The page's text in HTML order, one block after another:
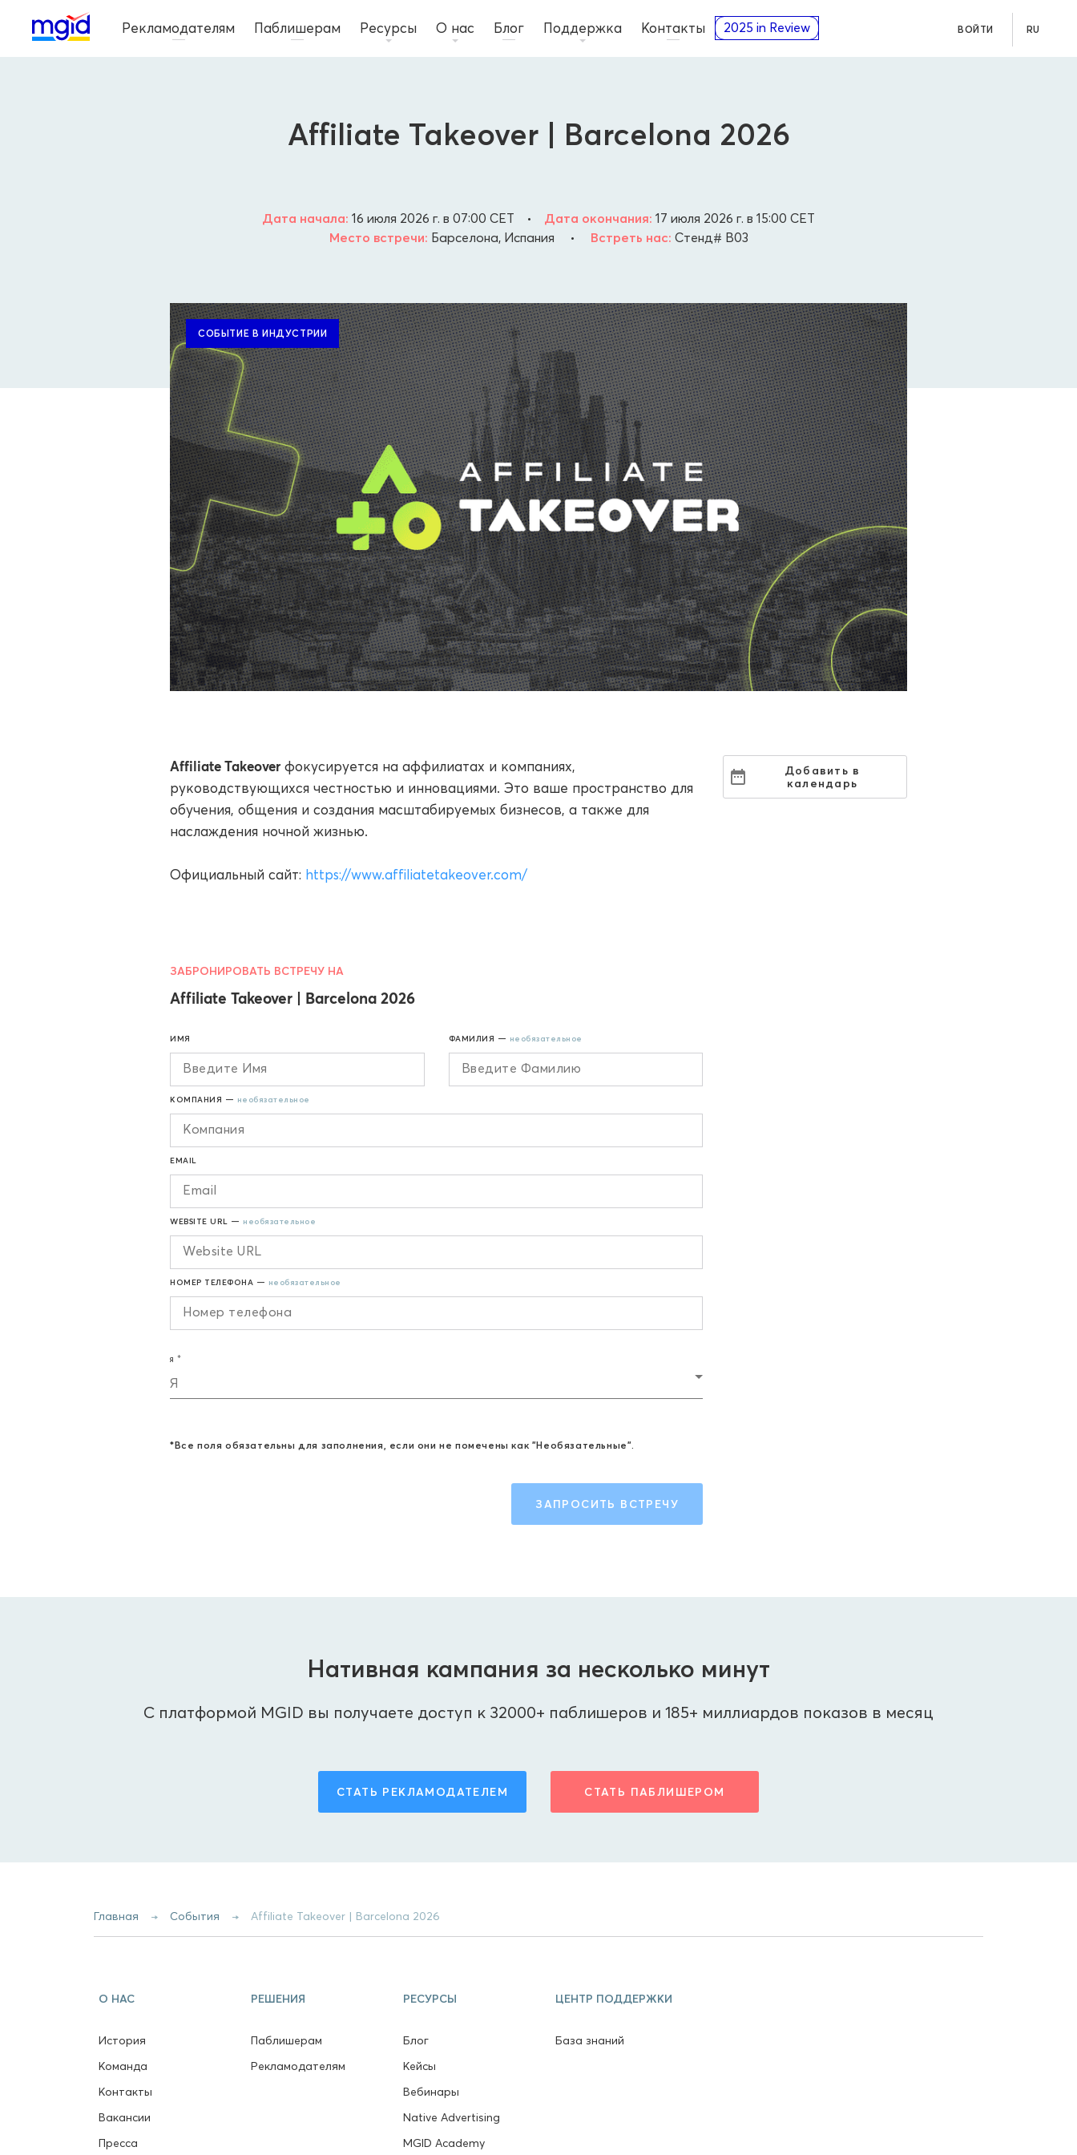
Рекламодателям Паблишерам Ресурсы О нас Блог Поддержка Контакты 2025 in Review ВОЙТИ RU
Affiliate Takeover | Barcelona 2026
Дата начала: 16 июля 2026 г. в 07:00 CET • Дата окончания: 17 июля 2026 г. в 15:00 CET
Место встречи: Барселона, Испания • Встреть нас: Cтенд# B03
СОБЫТИЕ В ИНДУСТРИИ
Affiliate Takeover фокусируется на аффилиатах и компаниях,
руководствующихся честностью и инновациями. Это ваше пространство для
обучения, общения и создания масштабируемых бизнесов, а также для
наслаждения ночной жизнью.
Официальный сайт: https://www.affiliatetakeover.com/
ЗАБРОНИРОВАТЬ ВСТРЕЧУ НА
Affiliate Takeover | Barcelona 2026
ИМЯ ФАМИЛИЯ — необязательное
КОМПАНИЯ — необязательное
EMAIL
WEBSITE URL — необязательное
НОМЕР ТЕЛЕФОНА — необязательное
Я
Я
*Все поля обязательны для заполнения, если они не помечены как "Необязательные".
ЗАПРОСИТЬ ВСТРЕЧУ
Добавить в
календарь
Нативная кампания за несколько минут
С платформой MGID вы получаете доступ к 32000+ паблишеров и 185+ миллиардов показов в месяц
СТАТЬ РЕКЛАМОДАТЕЛЕМ СТАТЬ ПАБЛИШЕРОМ
Главная События Affiliate Takeover | Barcelona 2026
О НАС
История
Команда
Контакты
Вакансии
Пресса
РЕШЕНИЯ
Паблишерам
Рекламодателям
РЕСУРСЫ
Блог
Кейсы
Вебинары
Native Advertising
MGID Academy
ЦЕНТР ПОДДЕРЖКИ
База знаний